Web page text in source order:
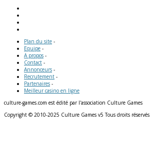
Plan du site -
Equipe -
A propos -
Contact -
Annonceurs -
Recrutement -
Partenaires -
Meilleur casino en ligne
culture-games.com est édité par l'association Culture Games
Copyright © 2010-2025 Culture Games v5 Tous droits réservés.